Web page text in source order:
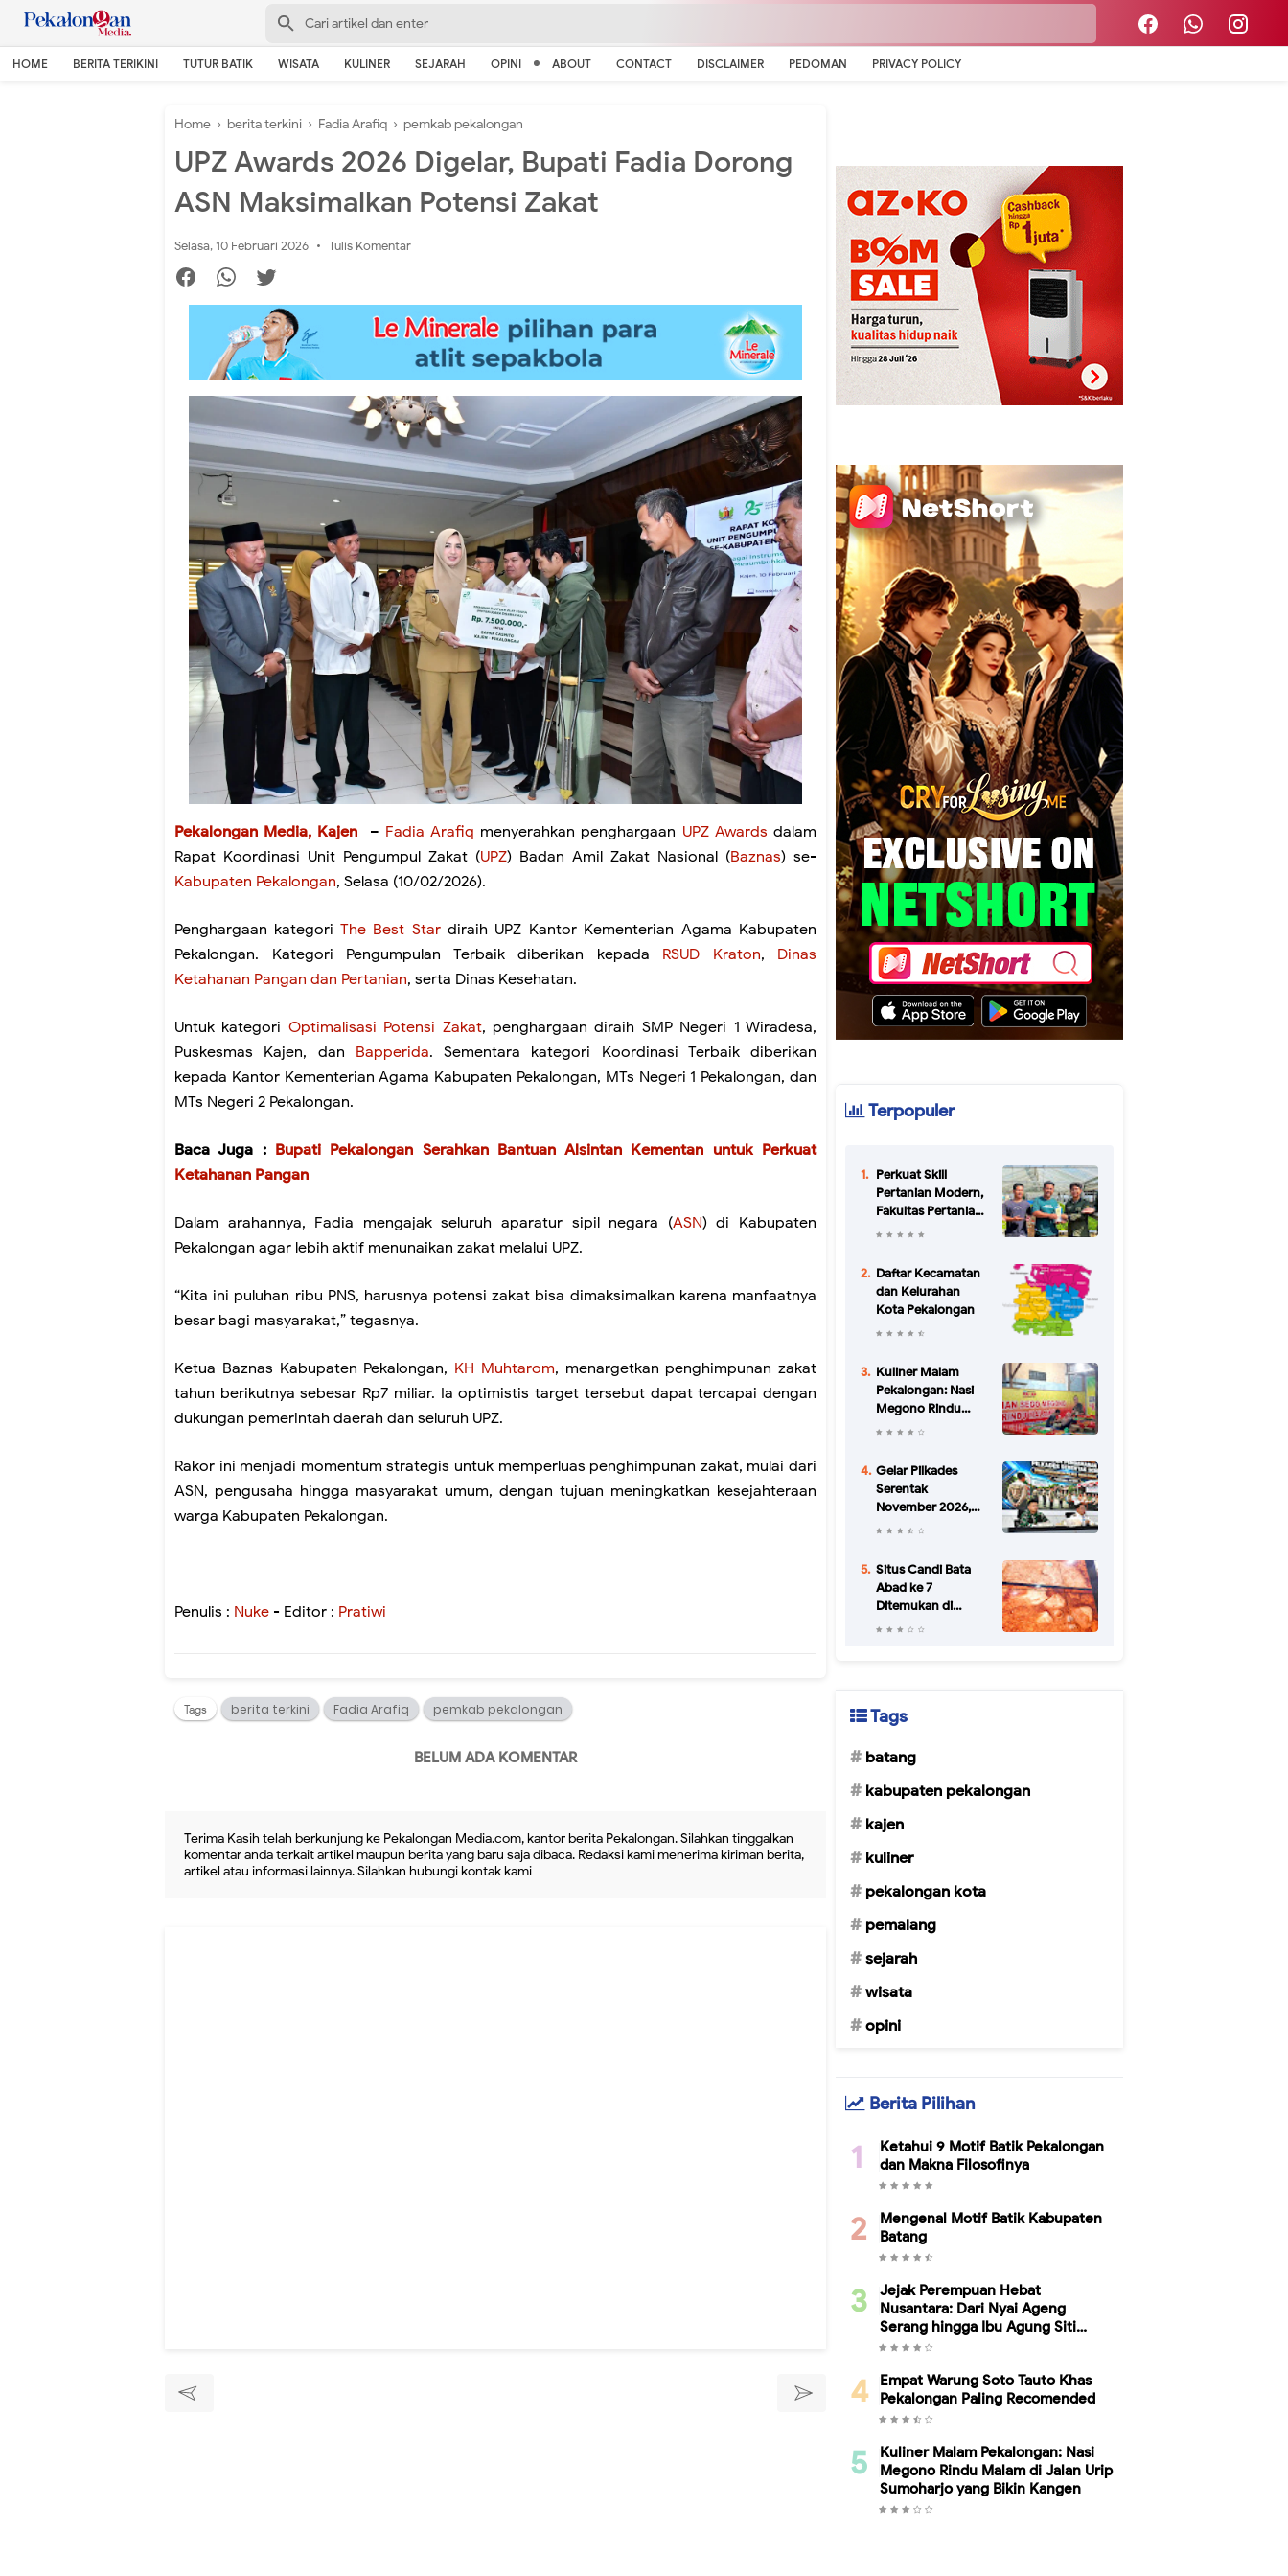
HOME BERITA TERIKINI TUTUR BATIK WISATA KULINER SEJARAH OPINI ABOUT CONTACT DISCLAIMER PEDOMAN PRIVACY POLICY
Home › berita terkini › Fadia Arafiq › pemkab pekalongan
UPZ Awards 2026 Digelar, Bupati Fadia Dorong
ASN Maksimalkan Potensi Zakat
Selasa, 10 Februari 2026 Tulis Komentar
Pekalongan Media, Kajen – Fadia Arafiq menyerahkan penghargaan UPZ Awards dalam
Rapat Koordinasi Unit Pengumpul Zakat (UPZ) Badan Amil Zakat Nasional (Baznas) se-
Kabupaten Pekalongan, Selasa (10/02/2026).
Penghargaan kategori The Best Stardiraih UPZ Kantor Kementerian Agama Kabupaten
Pekalongan. Kategori Pengumpulan Terbaik diberikan kepada RSUD Kraton, Dinas
Ketahanan Pangan dan Pertanian, serta Dinas Kesehatan.
Untuk kategori Optimalisasi Potensi Zakat, penghargaan diraih SMP Negeri 1 Wiradesa,
Puskesmas Kajen, dan Bapperida. Sementara kategori Koordinasi Terbaik diberikan
kepada Kantor Kementerian Agama Kabupaten Pekalongan, MTs Negeri 1 Pekalongan, dan
MTs Negeri 2 Pekalongan.
Baca Juga : Bupati Pekalongan Serahkan Bantuan Alsintan Kementan untuk Perkuat
Ketahanan Pangan
Dalam arahannya, Fadia mengajak seluruh aparatur sipil negara (ASN) di Kabupaten
Pekalongan agar lebih aktif menunaikan zakat melalui UPZ.
“Kita ini puluhan ribu PNS, harusnya potensi zakat bisa dimaksimalkan karena manfaatnya
besar bagi masyarakat,” tegasnya.
Ketua Baznas Kabupaten Pekalongan, KH Muhtarom, menargetkan penghimpunan zakat
tahun berikutnya sebesar Rp7 miliar. Ia optimistis target tersebut dapat tercapai dengan
dukungan pemerintah daerah dan seluruh UPZ.
Rakor ini menjadi momentum strategis untuk memperluas penghimpunan zakat, mulai dari
ASN, pengusaha hingga masyarakat umum, dengan tujuan meningkatkan kesejahteraan
warga Kabupaten Pekalongan.
Penulis : Nuke - Editor : Pratiwi
Tags berita terkini Fadia Arafiq pemkab pekalongan
BELUM ADA KOMENTAR
Terima Kasih telah berkunjung ke Pekalongan Media.com, kantor berita Pekalongan. Silahkan tinggalkan
komentar anda terkait artikel maupun berita yang baru saja dibaca. Redaksi kami menerima kiriman berita,
artikel atau informasi lainnya. Silahkan hubungi kontak kami
Terpopuler
Perkuat Skill
Pertanian Modern,
Fakultas Pertanian
Unikal Gandeng
Farm Semarang
Daftar Kecamatan
dan Kelurahan
Kota Pekalongan
Kuliner Malam
Pekalongan: Nasi
Megono Rindu
Malam di Jalan
yang Bikin Kangen
Gelar Pilkades
Serentak
November 2026,
Pemkab
Petakan Potensi
Konflik di 34 Desa
Situs Candi Bata
Abad ke 7
Ditemukan di
Batang
Tags
batang
kabupaten pekalongan
kajen
kuliner
pekalongan kota
pemalang
sejarah
wisata
opini
Berita Pilihan
Ketahui 9 Motif Batik Pekalongan
dan Makna Filosofinya
Mengenal Motif Batik Kabupaten
Batang
Jejak Perempuan Hebat
Nusantara: Dari Nyai Ageng
Serang hingga Ibu Agung Siti
Ambariyah, Bukti Kesetaraan
Empat Warung Soto Tauto Khas
Pekalongan Paling Recomended
Kuliner Malam Pekalongan: Nasi
Megono Rindu Malam di Jalan Urip
Sumoharjo yang Bikin Kangen